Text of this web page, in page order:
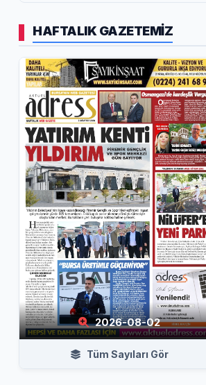
HAFTALIK GAZETEMİZ
2026-08-02
Tüm Sayıları Gör